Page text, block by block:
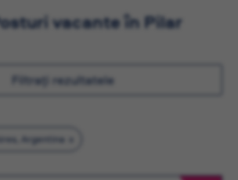
vacante în Pilar
Filtrați rezultatele
Argentina